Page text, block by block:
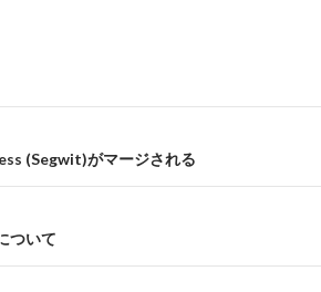
(Segwit)がマージされる
ついて